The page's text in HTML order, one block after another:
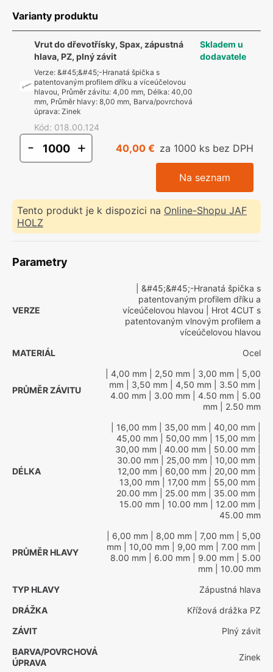
Varianty produktu
Vrut do dřevotřísky, Spax, zápustná
hlava, PZ, plný závit
Verze: &#45;&#45;-Hranatá špička s
patentovaným profilem dříku a víceúčelovou
hlavou, Průměr závitu: 4,00 mm, Délka: 40,00
mm, Průměr hlavy: 8,00 mm, Barva/povrchová
úprava: Zinek
Kód: 018.00.124
Skladem u
dodavatele
- + 40,00 € za 1000 ks bez DPH
Na seznam
Tento produkt je k dispozici na Online-Shopu JAF
HOLZ
Parametry
VERZE
| &#45;&#45;-Hranatá špička s
patentovaným profilem dříku a
víceúčelovou hlavou | Hrot 4CUT s
patentovaným vlnovým profilem a
víceúčelovou hlavou
MATERIÁL
Ocel
PRŮMĚR ZÁVITU
| 4,00 mm | 2,50 mm | 3,00 mm | 5,00
mm | 3,50 mm | 4,50 mm | 3.50 mm
4.00 mm | 3.00 mm | 4.50 mm | 5.00
mm | 2.50 mm
DÉLKA
| 16,00 mm | 35,00 mm | 40,00 mm
45,00 mm | 50,00 mm | 15,00 mm
30,00 mm | 40.00 mm | 50.00 mm
30.00 mm | 25,00 mm | 10,00 mm
12,00 mm | 60,00 mm | 20,00 mm
13,00 mm | 17,00 mm | 55,00 mm
20.00 mm | 25.00 mm | 35.00 mm
15.00 mm | 10.00 mm | 12.00 mm
45.00 mm
PRŮMĚR HLAVY
| 6,00 mm | 8,00 mm | 7,00 mm | 5,00
mm | 10,00 mm | 9,00 mm | 7.00 mm
8.00 mm | 6.00 mm | 9.00 mm | 5.00
mm | 10.00 mm
TYP HLAVY
Zápustná hlava
DRÁŽKA
Křížová drážka PZ
ZÁVIT
Plný závit
BARVA/POVRCHOVÁ
ÚPRAVA
Zinek